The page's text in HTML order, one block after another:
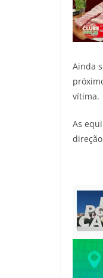
Ainda
vítima.
As